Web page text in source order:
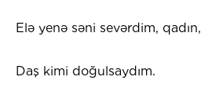
Elə yenə səni sevərdim, qadın,
Daş kimi doğulsaydım.